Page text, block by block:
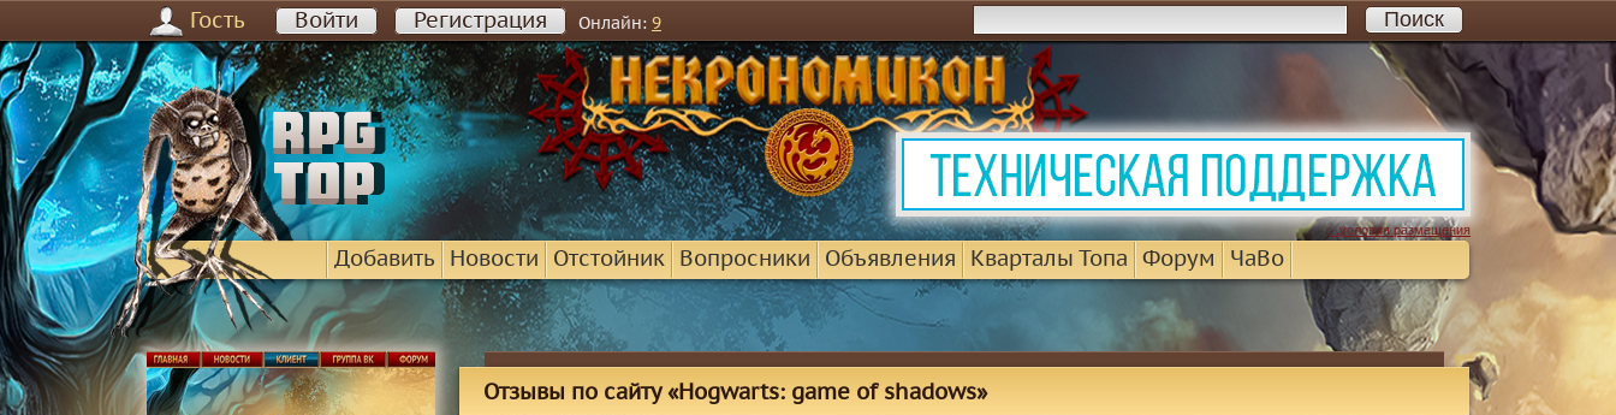
Гость Войти Регистрация Онлайн: 9
Добавить Новости Отстойник Вопросники Объявления Кварталы Топа Форум ЧаВо
...условия размещения
Отзывы по сайту «Hogwarts: game of shadows»